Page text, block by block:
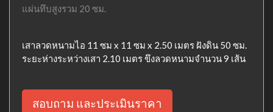
แผ่นทึบสูงรวม 20 ซม.
เสาลวดหนามไอ 11 ซม x 11 ซม x 2.50 เมตร ฝังดิน 50 ซม.
ระยะห่างระหว่างเสา 2.10 เมตร ขึงลวดหนามจำนวน 9 เส้น
สอบถาม และประเมินราคา